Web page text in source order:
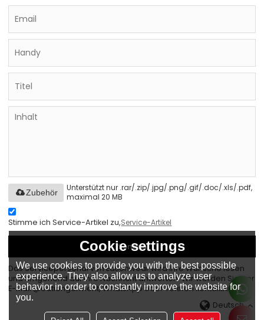
Unterstützt nur .rar/.zip/.jpg/.png/.gif/.doc/.xls/.pdf,
maximal 20 MB
Zubehör
Stimme ich Service-Artikel zu,Service-Artikel
Senden
Das Servicepersonal von Eationwear wird Ihre Wünsche lesen
und umgehend auf Ihre Nachricht antworten. Wir werden Sie per
E-Mail @eationgarment, WhatsApp oder Telefon kontaktieren.
Deutsch
Cookie settings
We use cookies to provide you with the best possible
experience. They also allow us to analyze user
behavior in order to constantly improve the website for
you.